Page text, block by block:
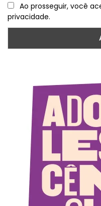
Ao prosseguir, você
privacidade.